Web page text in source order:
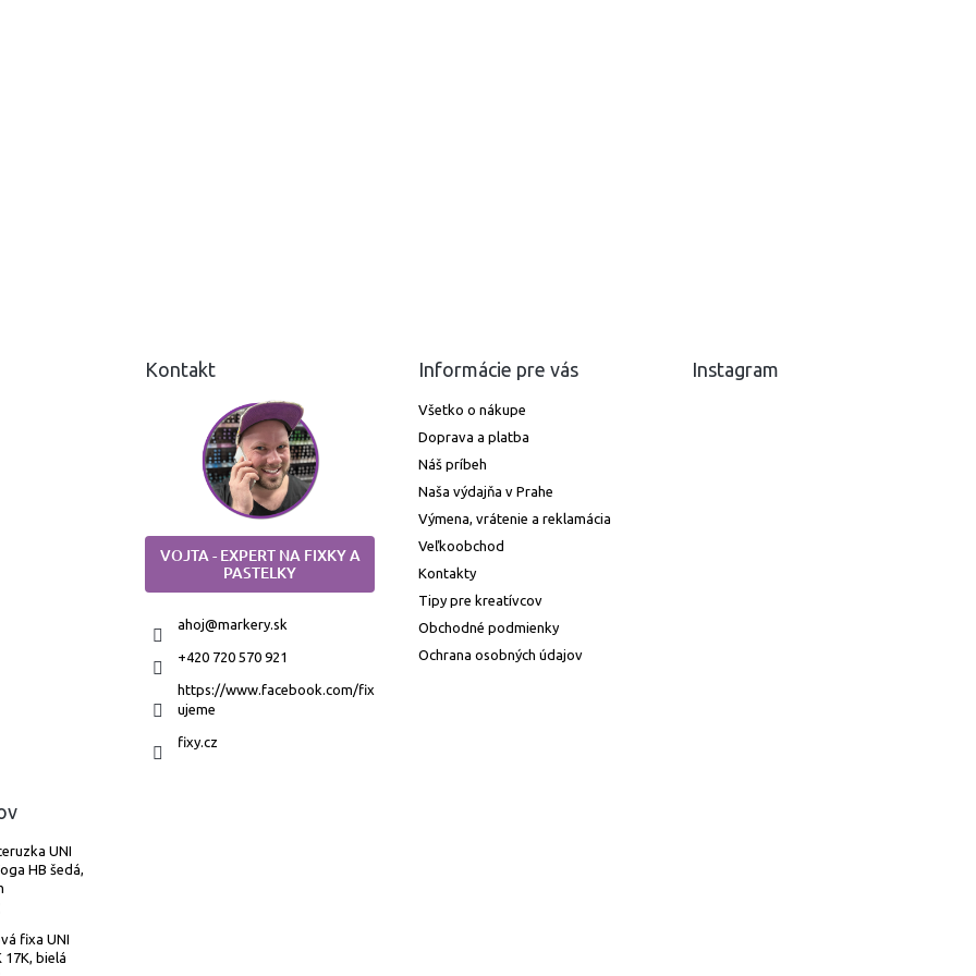
Kontakt
VOJTA - EXPERT NA FIXKY A
PASTELKY
ahoj@markery.sk
+420 720 570 921
https://www.facebook.com/fix
ujeme
fixy.cz
Informácie pre vás
Všetko o nákupe
Doprava a platba
Náš príbeh
Naša výdajňa v Prahe
Výmena, vrátenie a reklamácia
Veľkoobchod
Kontakty
Tipy pre kreatívcov
Obchodné podmienky
Ochrana osobných údajov
Instagram
UNI
HB šedá,
fixa UNI
17K, bielá